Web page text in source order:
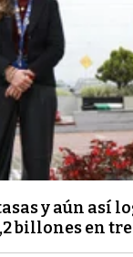
y aún así
billones en